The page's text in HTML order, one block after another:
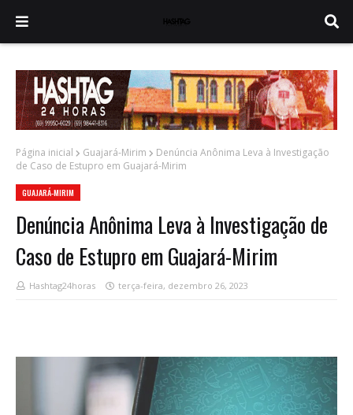
Página inicial Guajará-Mirim
Denúncia Anônima Leva à Investigação
de Caso de Estupro em Guajará-Mirim
GUAJARÁ-MIRIM
Denúncia Anônima Leva à Investigação de
Caso de Estupro em Guajará-Mirim
Hashtag24horas terça-feira, dezembro 26, 2023